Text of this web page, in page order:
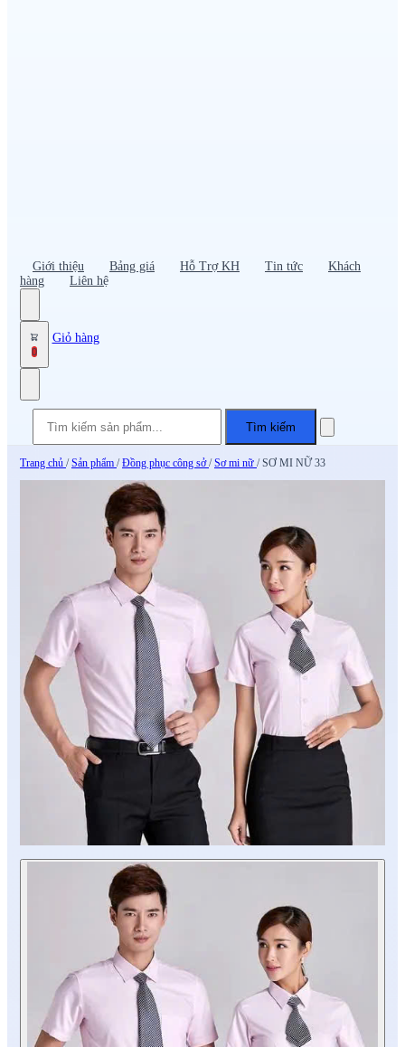
Giới thiệu Bảng giá Hỗ Trợ KH Tin tức
Khách
hàng
Liên hệ
0
Giỏ hàng
Tìm kiếm
Trang chủ / Sản phẩm / Đồng phục công sở/ Sơ mi nữ / SƠ MI NỮ 33